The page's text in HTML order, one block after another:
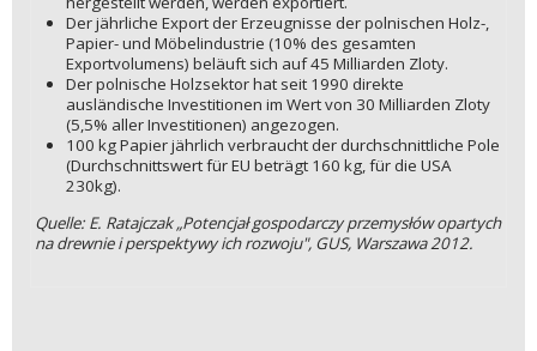
Der jährliche Export der Erzeugnisse der polnischen Holz-,
Papier- und Möbelindustrie (10% des gesamten
Exportvolumens) beläuft sich auf 45 Milliarden Zloty.
Der polnische Holzsektor hat seit 1990 direkte
ausländische Investitionen im Wert von 30 Milliarden Zloty
(5,5% aller Investitionen) angezogen.
100 kg Papier jährlich verbraucht der durchschnittliche Pole
(Durchschnittswert für EU beträgt 160 kg, für die USA
230kg).
Quelle: E. Ratajczak „Potencjał gospodarczy przemysłów opartych
na drewnie i perspektywy ich rozwoju", GUS, Warszawa 2012.